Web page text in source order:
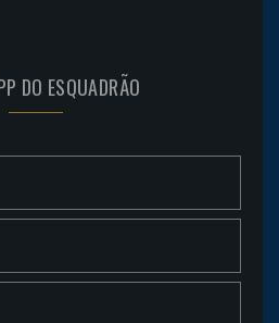
DO ESQUADRÃO